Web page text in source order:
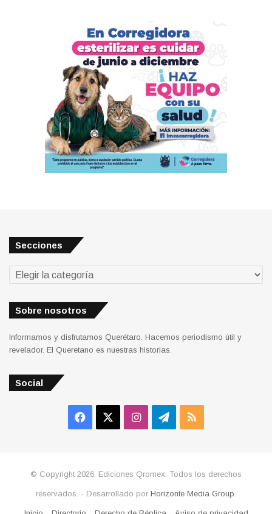
Secciones
Secciones
Sobre nosotros
Informamos y disfrutamos Querétaro. Hacemos periodismo útil y
revelador. El Queretano es nuestras historias.
Social
Facebook InstagramTelegram
RSS
© Copyright 2026, Ediciones Qromex. Todos los derechos
reservados. - Desarrollado por Horizonte Media Group